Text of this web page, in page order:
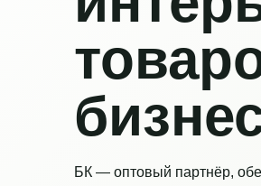
БК — оптовый партнёр,